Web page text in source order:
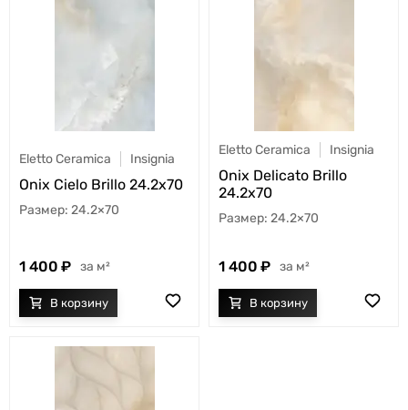
Eletto Ceramica Insignia
Onix Cielo Brillo 24.2x70
24.2×70
1 400 м²
Eletto Ceramica Insignia
Onix Delicato Brillo
24.2x70
24.2×70
1 400 м²